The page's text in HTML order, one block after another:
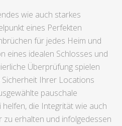
wie auch starkes
eines Perfekten
für jedes Heim und
eines idealen Schlosses und
Überprüfung spielen
Sicherheit Ihrer Locations
pauschale
die Integrität wie auch
erhalten und infolgedessen